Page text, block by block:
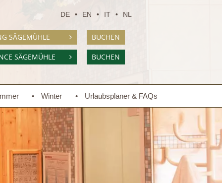
DE EN IT NL
SÄGEMÜHLE BUCHEN
SÄGEMÜHLE BUCHEN
Winter Urlaubsplaner & FAQs